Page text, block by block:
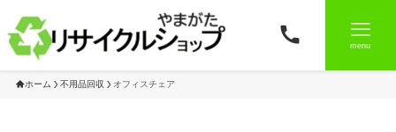
menu
ホーム 不用品回収 オフィスチェア